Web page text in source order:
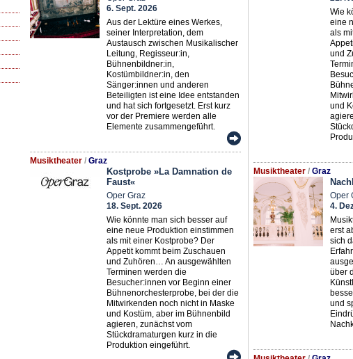
6. Sept. 2026
Aus der Lektüre eines Werkes,
seiner Interpretation, dem
Austausch zwischen Musikalischer
Leitung, Regisseur:in,
Bühnenbildner:in,
Kostümbildner:in, den
Sänger:innen und anderen
Beteiligten ist eine Idee entstanden
und hat sich fortgesetzt. Erst kurz
vor der Premiere werden alle
Elemente zusammengeführt.
Musiktheater / Graz
Kostprobe »La Damnation de
Faust«
Oper Graz
18. Sept. 2026
Wie könnte man sich besser auf
eine neue Produktion einstimmen
als mit einer Kostprobe? Der
Appetit kommt beim Zuschauen
und Zuhören… An ausgewählten
Terminen werden die
Besucher:innen vor Beginn einer
Bühnenorchesterprobe, bei der die
Mitwirkenden noch nicht in Maske
und Kostüm, aber im Bühnenbild
agieren, zunächst vom
Stückdramaturgen kurz in die
Produktion eingeführt.
Wie
eine
als
und
und
Musiktheater / Graz
Oper
4.
erst
sich
über
und